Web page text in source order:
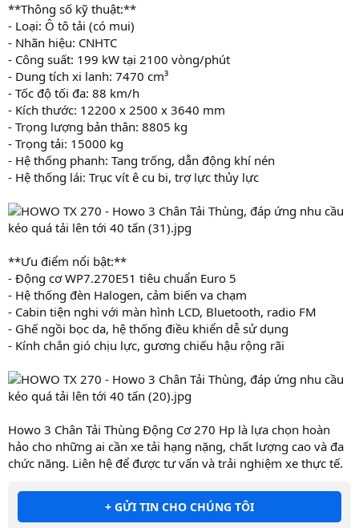
**Thông số kỹ thuật:**
- Loại: Ô tô tải (có mui)
- Nhãn hiệu: CNHTC
- Công suất: 199 kW tại 2100 vòng/phút
- Dung tích xi lanh: 7470 cm³
- Tốc độ tối đa: 88 km/h
- Kích thước: 12200 x 2500 x 3640 mm
- Trọng lượng bản thân: 8805 kg
- Trọng tải: 15000 kg
- Hệ thống phanh: Tang trống, dẫn động khí nén
- Hệ thống lái: Trục vít ê cu bi, trợ lực thủy lực
**Ưu điểm nổi bật:**
- Động cơ WP7.270E51 tiêu chuẩn Euro 5
- Hệ thống đèn Halogen, cảm biến va chạm
- Cabin tiện nghi với màn hình LCD, Bluetooth, radio FM
- Ghế ngồi bọc da, hệ thống điều khiển dễ sử dụng
- Kính chắn gió chịu lực, gương chiếu hậu rộng rãi
Howo 3 Chân Tải Thùng Động Cơ 270 Hp là lựa chọn hoàn
hảo cho những ai cần xe tải hạng nặng, chất lượng cao và đa
chức năng. Liên hệ để được tư vấn và trải nghiệm xe thực tế.
+ GỬI TIN CHO CHÚNG TÔI